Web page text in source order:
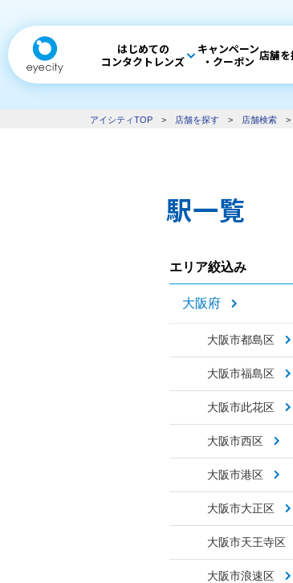
はじめての
コンタクトレンズ
キャンペーン
・クーポン 店舗を
アイシティTOP > 店舗を探す > 店舗検索 >
駅一覧
エリア絞込み
大阪府
大阪市都島区
大阪市福島区
大阪市此花区
大阪市西区
大阪市港区
大阪市大正区
大阪市天王寺区
大阪市浪速区